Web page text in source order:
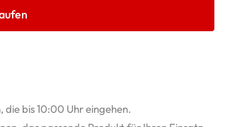
die bis 10:00 Uhr eingehen.